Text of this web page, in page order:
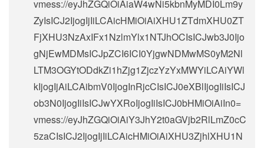
vmess://eyJhZGQiOiAiaW4wNi5kbnMyMDI0Lm9y
ZyIsICJ2IjogIjIiLCAicHMiOiAiXHU1ZTdmXHU0ZT
FjXHU3NzAxIFx1NzlmYlx1NTJhOCIsICJwb3J0Ijo
gNjEwMDMsICJpZCI6ICI0YjgwNDMwMS0yM2Nl
LTM3OGYtODdkZi1hZjg1ZjczYzYxMWYiLCAiYWl
kIjogIjAiLCAibmV0IjogInRjcCIsICJ0eXBlIjogIiIsICJ
ob3N0IjogIiIsICJwYXRoIjogIiIsICJ0bHMiOiAiIn0=
vmess://eyJhZGQiOiAiY3JhY2t0aGVjb2RlLmZ0cC
5zaCIsICJ2IjogIjIiLCAicHMiOiAiXHU3ZjhlXHU1N